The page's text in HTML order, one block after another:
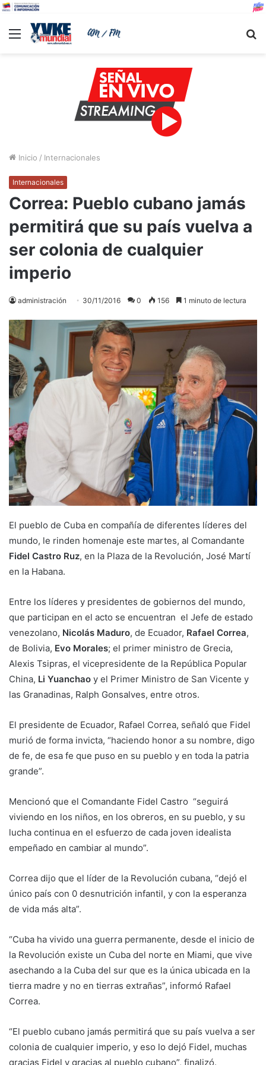
Menu
Inicio / Internacionales
Internacionales
Correa: Pueblo cubano jamás
permitirá que su país vuelva a
ser colonia de cualquier
imperio
administración 30/11/2016 0 156 1 minuto de lectura
El pueblo de Cuba en compañía de diferentes líderes del
mundo, le rinden homenaje este martes, al Comandante
Fidel Castro Ruz, en la Plaza de la Revolución, José Martí
en la Habana.
Entre los líderes y presidentes de gobiernos del mundo,
que participan en el acto se encuentran el Jefe de estado
venezolano, Nicolás Maduro, de Ecuador, Rafael Correa,
de Bolivia, Evo Morales; el primer ministro de Grecia,
Alexis Tsipras, el vicepresidente de la República Popular
China, Li Yuanchao y el Primer Ministro de San Vicente y
las Granadinas, Ralph Gonsalves, entre otros.
El presidente de Ecuador, Rafael Correa, señaló que Fidel
murió de forma invicta, “haciendo honor a su nombre, digo
de fe, de esa fe que puso en su pueblo y en toda la patria
grande”.
Mencionó que el Comandante Fidel Castro “seguirá
viviendo en los niños, en los obreros, en su pueblo, y su
lucha continua en el esfuerzo de cada joven idealista
empeñado en cambiar al mundo”.
Correa dijo que el líder de la Revolución cubana, “dejó el
único país con 0 desnutrición infantil, y con la esperanza
de vida más alta”.
“Cuba ha vivido una guerra permanente, desde el inicio de
la Revolución existe un Cuba del norte en Miami, que vive
asechando a la Cuba del sur que es la única ubicada en la
tierra madre y no en tierras extrañas”, informó Rafael
Correa.
“El pueblo cubano jamás permitirá que su país vuelva a ser
colonia de cualquier imperio, y eso lo dejó Fidel, muchas
gracias Fidel y gracias al pueblo cubano”, finalizó.